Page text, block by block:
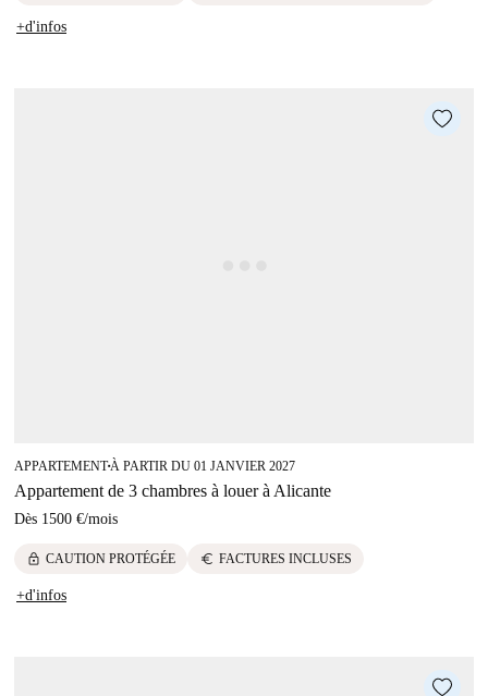
+d'infos
APPARTEMENT■À PARTIR DU 01 JANVIER 2027
Appartement de 3 chambres à louer à Alicante
Dès 1500 €/mois
lock CAUTION PROTÉGÉE euro FACTURES INCLUSES
+d'infos